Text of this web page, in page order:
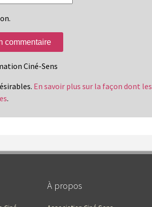
Ciné-Sens
En savoir plus sur la façon dont les
.
À propos